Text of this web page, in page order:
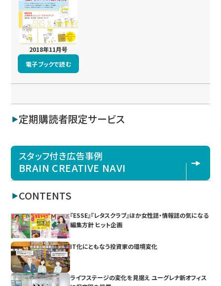
2018年11月号
電子ブックで読む
定期購読者限定サービス
スタッフ付き広告事例
BRAIN CREATIVE NAVI
CONTENTS
『ESSE』『レタスクラブ』ほか女性誌・情報誌の気になる
編集方針 ヒット企画
IT化にともなう投資家の環境変化
ライフステージの変化を見据え ユーグレナ新オフィス